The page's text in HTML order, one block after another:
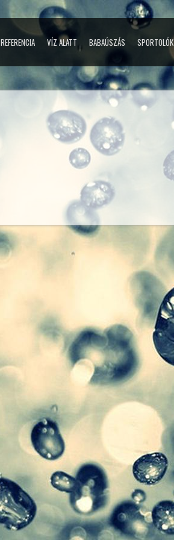
REFERENCIA VÍZ ALATT BABAÚSZÁS SPORTOLÓK